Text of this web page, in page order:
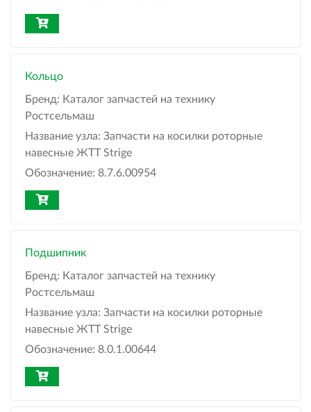
Кольцо
Бренд: Каталог запчастей на технику
Ростсельмаш
Название узла: Запчасти на косилки роторные
навесные ЖТТ Strige
Обозначение: 8.7.6.00954
Подшипник
Бренд: Каталог запчастей на технику
Ростсельмаш
Название узла: Запчасти на косилки роторные
навесные ЖТТ Strige
Обозначение: 8.0.1.00644